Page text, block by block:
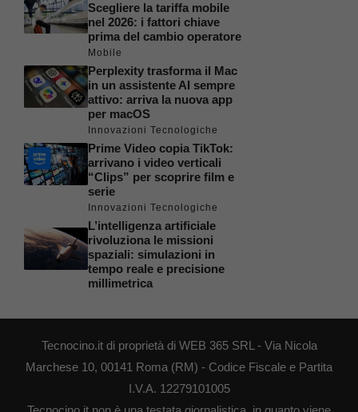
Scegliere la tariffa mobile
nel 2026: i fattori chiave
prima del cambio operatore
Mobile
Perplexity trasforma il Mac
in un assistente AI sempre
attivo: arriva la nuova app
per macOS
Innovazioni Tecnologiche
Prime Video copia TikTok:
arrivano i video verticali
“Clips” per scoprire film e
serie
Innovazioni Tecnologiche
L’intelligenza artificiale
rivoluziona le missioni
spaziali: simulazioni in
tempo reale e precisione
millimetrica
Tecnocino.it di proprietà di WEB 365 SRL - Via Nicola
Marchese 10, 00141 Roma (RM) - Codice Fiscale e Partita
I.V.A. 12279101005